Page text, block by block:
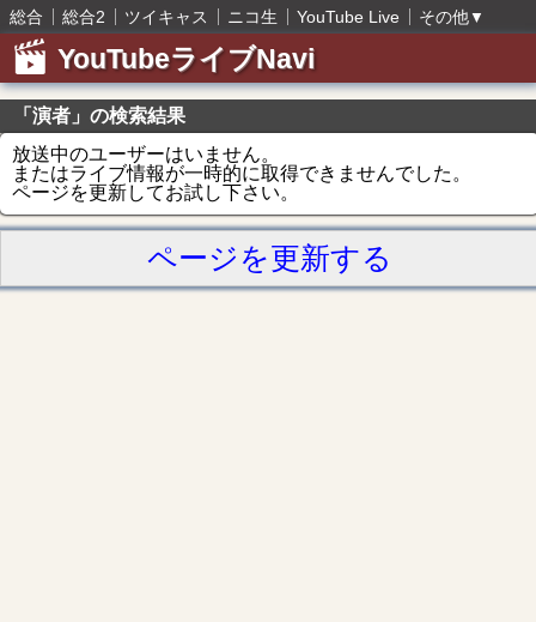
総合 総合2 ツイキャス ニコ生 YouTube Live その他▼
YouTubeライブNavi
「演者」の検索結果
放送中のユーザーはいません。
またはライブ情報が一時的に取得できませんでした。
ページを更新してお試し下さい。
ページを更新する